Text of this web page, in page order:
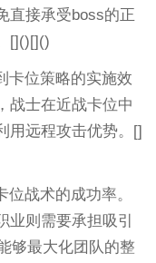
直接承受boss的正
[]()[]()
卡位策略的实施效
战士在近战卡位中
用远程攻击优势。[]
战术的成功率。
则需要承担吸引
够最大化团队的整